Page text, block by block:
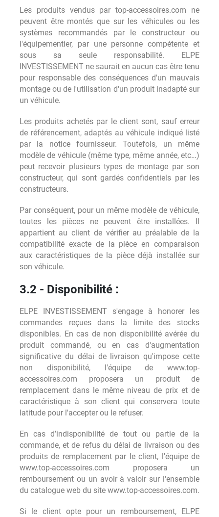
Les produits vendus par top-accessoires.com ne
peuvent être montés que sur les véhicules ou les
systèmes recommandés par le constructeur ou
l'équipementier, par une personne compétente et
sous sa seule responsabilité. ELPE
INVESTISSEMENT ne saurait en aucun cas être tenu
pour responsable des conséquences d'un mauvais
montage ou de l'utilisation d'un produit inadapté sur
un véhicule.
Les produits achetés par le client sont, sauf erreur
de référencement, adaptés au véhicule indiqué listé
par la notice fournisseur. Toutefois, un même
modèle de véhicule (même type, même année, etc…)
peut recevoir plusieurs types de montage par son
constructeur, qui sont gardés confidentiels par les
constructeurs.
Par conséquent, pour un même modèle de véhicule,
toutes les pièces ne peuvent être installées. Il
appartient au client de vérifier au préalable de la
compatibilité exacte de la pièce en comparaison
aux caractéristiques de la pièce déjà installée sur
son véhicule.
3.2 - Disponibilité :
ELPE INVESTISSEMENT s'engage à honorer les
commandes reçues dans la limite des stocks
disponibles. En cas de non disponibilité avérée du
produit commandé, ou en cas d'augmentation
significative du délai de livraison qu'impose cette
non disponibilité, l'équipe de www.top-
accessoires.com proposera un produit de
remplacement dans le même niveau de prix et de
caractéristique à son client qui conservera toute
latitude pour l'accepter ou le refuser.
En cas d’indisponibilité de tout ou partie de la
commande, et de refus du délai de livraison ou des
produits de remplacement par le client, l'équipe de
www.top-accessoires.com proposera un
remboursement ou un avoir à valoir sur l'ensemble
du catalogue web du site www.top-accessoires.com.
Si le client opte pour un remboursement, ELPE